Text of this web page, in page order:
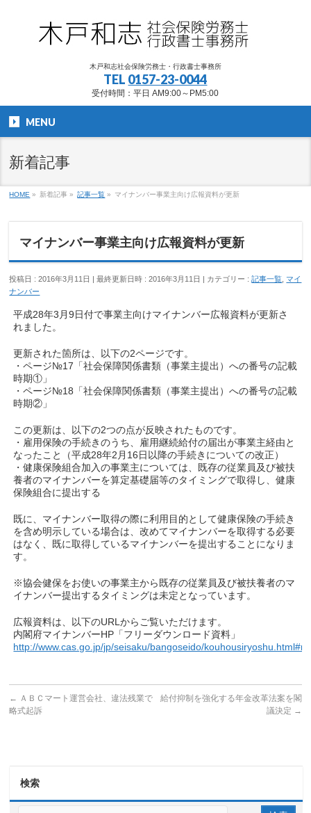
木戸和志社会保険労務士・行政書士事務所
TEL 0157-23-0044
受付時間：平日 AM9:00～PM5:00
MENU
新着記事
HOME » 新着記事 » 記事一覧 » マイナンバー事業主向け広報資料が更新
マイナンバー事業主向け広報資料が更新
投稿日 : 2016年3月11日 最終更新日時 : 2016年3月11日 カテゴリー :記事一覧 マイ
ナンバー
平成28年3月9日付で事業主向けマイナンバー広報資料が更新さ
れました。
更新された箇所は、以下の2ページです。
・ページ№17「社会保障関係書類（事業主提出）への番号の記載
時期①」
・ページ№18「社会保障関係書類（事業主提出）への番号の記載
時期②」
この更新は、以下の2つの点が反映されたものです。
・雇用保険の手続きのうち、雇用継続給付の届出が事業主経由と
なったこと（平成28年2月16日以降の手続きについての改正）
・健康保険組合加入の事業主については、既存の従業員及び被扶
養者のマイナンバーを算定基礎届等のタイミングで取得し、健康
保険組合に提出する
既に、マイナンバー取得の際に利用目的として健康保険の手続き
を含め明示している場合は、改めてマイナンバーを取得する必要
はなく、既に取得しているマイナンバーを提出することになりま
す。
※協会健保をお使いの事業主から既存の従業員及び被扶養者のマ
イナンバー提出するタイミングは未定となっています。
広報資料は、以下のURLからご覧いただけます。
内閣府マイナンバーHP「フリーダウンロード資料」
http://www.cas.go.jp/jp/seisaku/bangoseido/
← ＡＢＣマート運営会社、違法残業で
略式起訴
給付抑制を強化する年金改革法案を閣
議決定 →
検索